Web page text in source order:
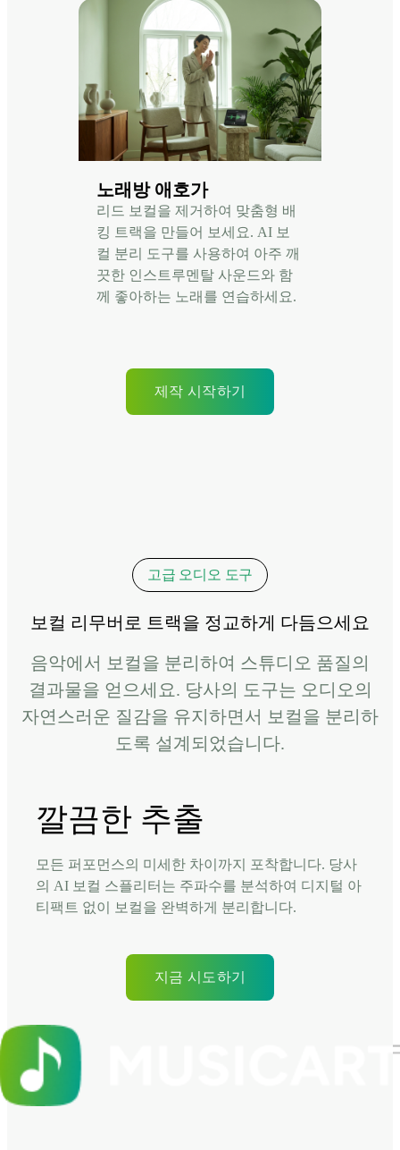
노래방 애호가
리드 보컬을 제거하여 맞춤형 배
킹 트랙을 만들어 보세요. AI 보
컬 분리 도구를 사용하여 아주 깨
끗한 인스트루멘탈 사운드와 함
께 좋아하는 노래를 연습하세요.
제작 시작하기
고급 오디오 도구
보컬 리무버로 트랙을 정교하게 다듬으세요
음악에서 보컬을 분리하여 스튜디오 품질의
결과물을 얻으세요. 당사의 도구는 오디오의
자연스러운 질감을 유지하면서 보컬을 분리하
도록 설계되었습니다.
깔끔한 추출
모든 퍼포먼스의 미세한 차이까지 포착합니다. 당사
의 AI 보컬 스플리터는 주파수를 분석하여 디지털 아
티팩트 없이 보컬을 완벽하게 분리합니다.
지금 시도하기